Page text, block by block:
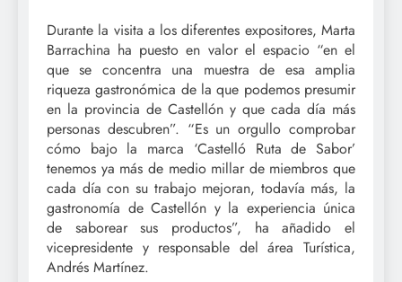
Durante la visita a los diferentes expositores, Marta
Barrachina ha puesto en valor el espacio “en el
que se concentra una muestra de esa amplia
riqueza gastronómica de la que podemos presumir
en la provincia de Castellón y que cada día más
personas descubren”. “Es un orgullo comprobar
cómo bajo la marca ‘Castelló Ruta de Sabor’
tenemos ya más de medio millar de miembros que
cada día con su trabajo mejoran, todavía más, la
gastronomía de Castellón y la experiencia única
de saborear sus productos”, ha añadido el
vicepresidente y responsable del área Turística,
Andrés Martínez.